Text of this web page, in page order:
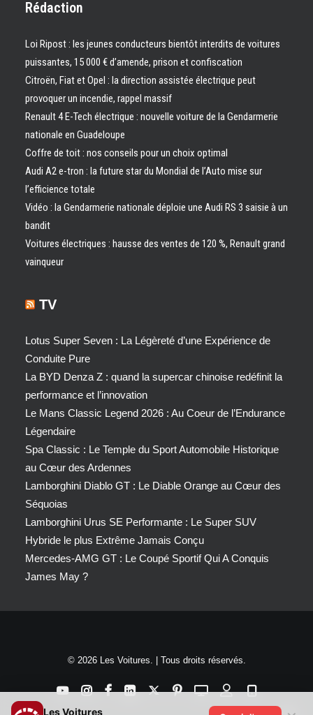
Rédaction
Loi Ripost : les jeunes conducteurs bientôt interdits de voitures
puissantes, 15 000 € d’amende, prison et confiscation
Citroën, Fiat et Opel : la direction assistée électrique peut
provoquer un incendie, rappel massif
Renault 4 E-Tech électrique : nouvelle voiture de la Gendarmerie
nationale en Guadeloupe
Coffre de toit : nos conseils pour un choix optimal
Audi A2 e-tron : la future star du Mondial de l’Auto mise sur
l’efficience totale
Vidéo : la Gendarmerie nationale déploie une Audi RS 3 saisie à un
bandit
Voitures électriques : hausse des ventes de 120 %, Renault grand
vainqueur
TV
Lotus Super Seven : La Légèreté d’une Expérience de
Conduite Pure
La BYD Denza Z : quand la supercar chinoise redéfinit la
performance et l’innovation
Le Mans Classic Legend 2026 : Au Coeur de l’Endurance
Légendaire
Spa Classic : Le Temple du Sport Automobile Historique
au Cœur des Ardennes
Lamborghini Diablo GT : Le Diable Orange au Cœur des
Séquoias
Lamborghini Urus SE Performante : Le Super SUV
Hybride le plus Extrême Jamais Conçu
Mercedes-AMG GT : Le Coupé Sportif Qui A Conquis
James May ?
© 2026 Les Voitures. | Tous droits réservés.
Les Voitures